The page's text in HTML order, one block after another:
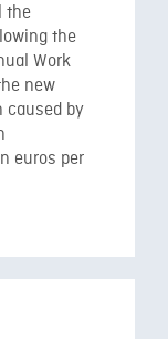
the
the
Work
new
caused by
euros per